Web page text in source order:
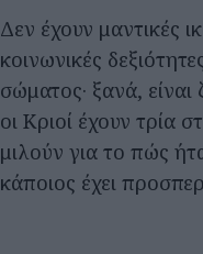
Δεν έχουν μαντικές
κοινωνικές
σώματος· ξανά,
οι Κριοί έχουν τρία
μιλούν για το πώς
κάποιος έχει